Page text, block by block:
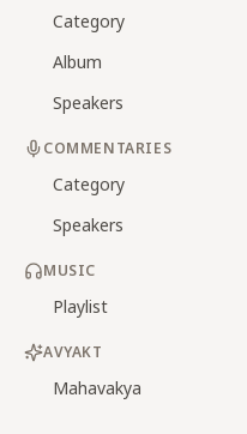
Category
Album
Speakers
COMMENTARIES
Category
Speakers
MUSIC
Playlist
AVYAKT
Mahavakya